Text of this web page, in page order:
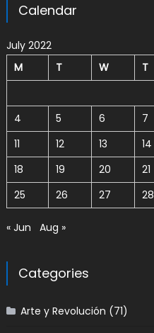
Calendar
July 2022
M
T W T
4
5 6 7
11
12 13 14
18
19 20 21
25
26 27 28
« Jun Aug »
Categories
Arte y Revolución (71)